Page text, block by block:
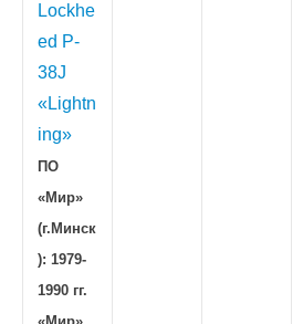
Lockhe
ed P-
38J
«Lightn
ing»
ПО
«Мир»
(г.Минск
): 1979-
1990 гг.